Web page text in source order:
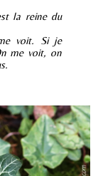
la reine du
voit. Si je
me voit, on